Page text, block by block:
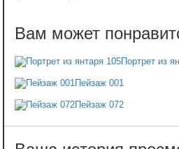
Портрет из
Пейзаж 001
Пейзаж 072